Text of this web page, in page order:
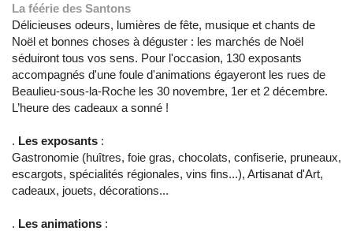
La féérie des Santons
Délicieuses odeurs, lumières de fête, musique et chants de
Noël et bonnes choses à déguster : les marchés de Noël
séduiront tous vos sens. Pour l'occasion, 130 exposants
accompagnés d'une foule d'animations égayeront les rues de
Beaulieu-sous-la-Roche les 30 novembre, 1er et 2 décembre.
L’heure des cadeaux a sonné !
. Les exposants :
Gastronomie (huîtres, foie gras, chocolats, confiserie, pruneaux,
escargots, spécialités régionales, vins fins...), Artisanat d'Art,
cadeaux, jouets, décorations...
. Les animations :